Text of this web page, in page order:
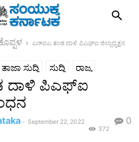
ಎನ್‌ಐಎ ತಂಡ ದಾಳಿ ಪಿಎಫ್‌ಐ ಜಿಲ್ಲಾಧ್ಯಕ್ಷನ
ತಾಜಾ ಸುದ್ದಿ ಸುದ್ದಿ ರಾಜ್ಯ
ದಾಳಿ ಪಿಎಫ್‌ಐ
- September 22, 2022 0
372